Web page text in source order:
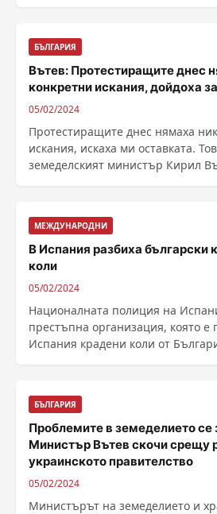
БЪЛГАРИЯ
Вътев: Протестиращите днес
конкретни искания, дойдоха
05/02/2024
Протестиращите днес нямаха
искания, искаха ми оставката.
земеделският министър Кирил
МЕЖДУНАРОДНИ
В Испания разбиха български
коли
05/02/2024
Националната полиция на
престъпна организация, която е
Испания крадени коли от
БЪЛГАРИЯ
Проблемите в земеделието се
Министър Вътев скочи срещу
украинското правителство
05/02/2024
Министърът на земеделието и